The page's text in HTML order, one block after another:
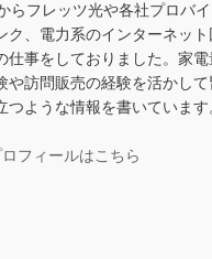
らフレッツ光や各社プロバイ
ク、電力系のインターネット
仕事をしておりました。家電
や訪問販売の経験を活かして
つような情報を書いています
フィールはこちら